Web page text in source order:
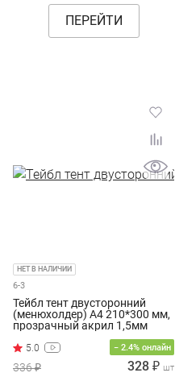
ПЕРЕЙТИ
НЕТ В НАЛИЧИИ
6-3
Тейбл тент двусторонний
(менюхолдер) А4 210*300 мм,
прозрачный акрил 1,5мм
− 2.4% онлайн
336 ₽ 328 ₽ шт